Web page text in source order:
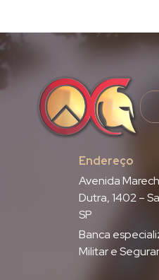
Endereço
Avenida
Dutra, 1402 –
SP
Banca
Militar e